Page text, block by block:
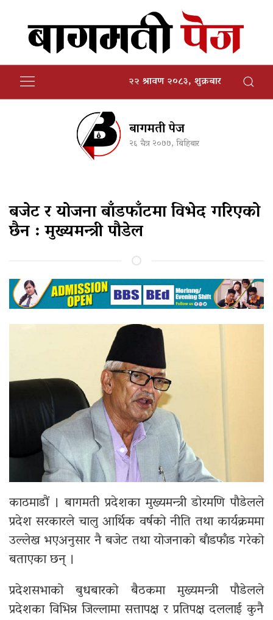
२२ श्रावण २०८३, शुक्रबार
बागमती पेज
२६ चैत्र २०७७, बिहिबार
बजेट र योजना बाँडफाँटमा विभेद गरिएको
छैन : मुख्यमन्त्री पौडेल
काठमाडौं ।बागमती प्रदेशकामुख्यमन्त्री डोरमणि पौडेलले
प्रदेश सरकारले चालु आर्थिक वर्षको नीति तथा कार्यक्रममा
उल्लेख भएअनुसार नै बजेट तथा योजनाको बाँडफाँड गरेको
बताएका छन् ।
प्रदेशसभाको बुधबारको बैठकमा मुख्यमन्त्री पौडेलले
प्रदेशका विभिन्न जिल्लामा सत्तापक्ष र प्रतिपक्ष दललाई कुनै